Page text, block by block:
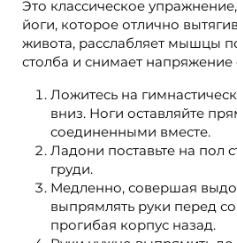
Это классическое
йоги, которое отлично
живота, расслабляет мышцы
столба и снимает
Ложитесь на
вниз. Ноги оставляйте
соединенными вместе.
Ладони поставьте на пол
груди.
Медленно, совершая
выпрямлять руки перед
прогибая корпус назад.